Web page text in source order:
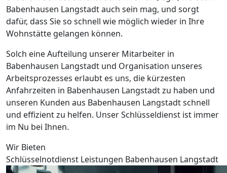
Babenhausen Langstadt auch sein mag, und sorgt
dafür, dass Sie so schnell wie möglich wieder in Ihre
Wohnstätte gelangen können.
Solch eine Aufteilung unserer Mitarbeiter in
Babenhausen Langstadt und Organisation unseres
Arbeitsprozesses erlaubt es uns, die kürzesten
Anfahrzeiten in Babenhausen Langstadt zu haben und
unseren Kunden aus Babenhausen Langstadt schnell
und effizient zu helfen. Unser Schlüsseldienst ist immer
im Nu bei Ihnen.
Wir Bieten
Schlüsselnotdienst Leistungen Babenhausen Langstadt